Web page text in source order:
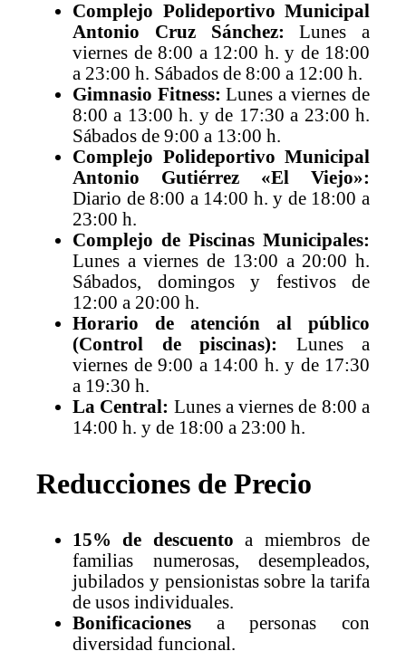
Complejo Polideportivo Municipal
Antonio Cruz Sánchez: Lunes a
viernes de 8:00 a 12:00 h. y de 18:00
a 23:00 h. Sábados de 8:00 a 12:00 h.
Gimnasio Fitness: Lunes a viernes de
8:00 a 13:00 h. y de 17:30 a 23:00 h.
Sábados de 9:00 a 13:00 h.
Complejo Polideportivo Municipal
Antonio Gutiérrez «El Viejo»:
Diario de 8:00 a 14:00 h. y de 18:00 a
23:00 h.
Complejo de Piscinas Municipales:
Lunes a viernes de 13:00 a 20:00 h.
Sábados, domingos y festivos de
12:00 a 20:00 h.
Horario de atención al público
(Control de piscinas): Lunes a
viernes de 9:00 a 14:00 h. y de 17:30
a 19:30 h.
La Central: Lunes a viernes de 8:00 a
14:00 h. y de 18:00 a 23:00 h.
Reducciones de Precio
15% de descuento a miembros de
familias numerosas, desempleados,
jubilados y pensionistas sobre la tarifa
de usos individuales.
Bonificaciones a personas con
diversidad funcional.